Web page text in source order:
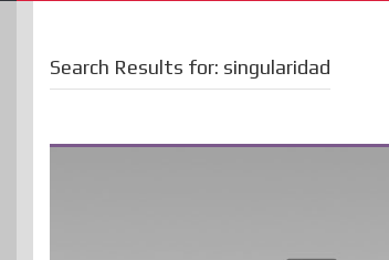
Search Results for: singularidad